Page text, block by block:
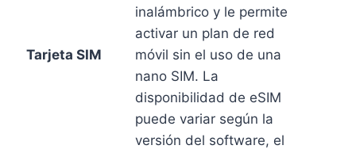
Tarjeta SIM
inalámbrico y le permite
activar un plan de red
móvil sin el uso de una
nano SIM. La
disponibilidad de eSIM
puede variar según la
versión del software, el